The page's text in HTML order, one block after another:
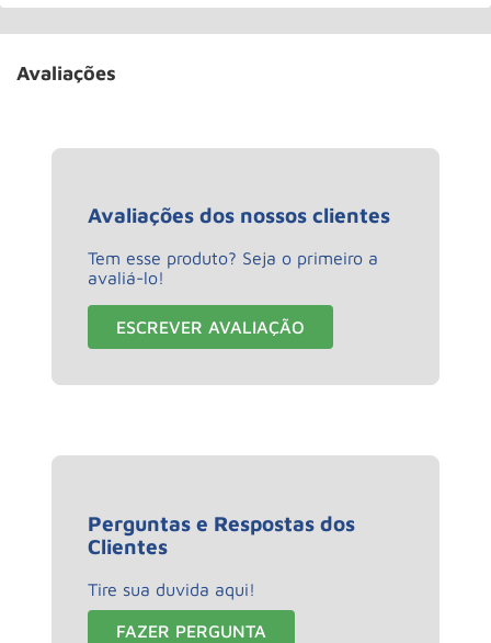
Avaliações
Avaliações dos nossos clientes
Tem esse produto? Seja o primeiro a
avaliá-lo!
ESCREVER AVALIAÇÃO
Perguntas e Respostas dos
Clientes
Tire sua duvida aqui!
FAZER PERGUNTA